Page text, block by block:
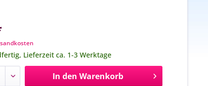
Lieferzeit ca. 1-3 Werktage
In den Warenkorb